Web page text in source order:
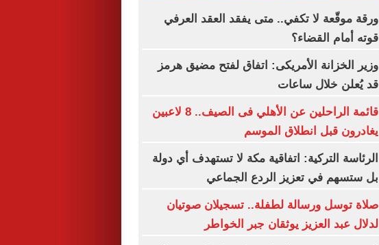
ورقة موقّعة لا تكفي.. متى يفقد العقد العرفي
قوته أمام القضاء؟
وزير الخزانة الأمريكى: اتفاق لفتح مضيق هرمز
قد يُعلن خلال ساعات
قائمة الراحلين عن الأهلي فى الصيف.. 8 لاعبين
يغادرون قبل انطلاق الموسم
الرئاسة التركية: اتفاقية مكة لا تستهدف أي دولة
بل ستسهم في تعزيز الردع الجماعي
صلاة توسل ورسالة لطفلة.. تسجيلان صوتيان
لدلال عبد العزيز يوثقان جبر الخواطر